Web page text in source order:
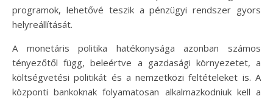
programok, lehetővé teszik a pénzügyi rendszer gyors
helyreállítását.
A monetáris politika hatékonysága azonban számos
tényezőtől függ, beleértve a gazdasági környezetet, a
költségvetési politikát és a nemzetközi feltételeket is. A
központi bankoknak folyamatosan alkalmazkodniuk kell a